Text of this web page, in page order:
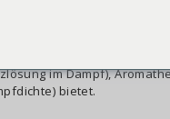
im Dampf),
bietet.